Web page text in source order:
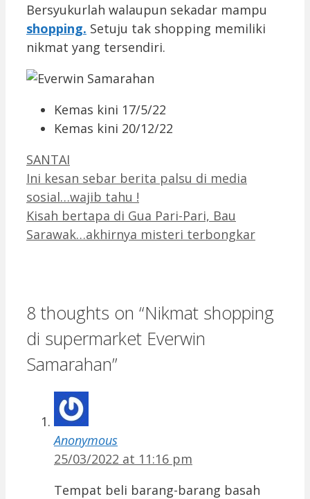
Bersyukurlah walaupun sekadar mampu
shopping. Setuju tak shopping memiliki
nikmat yang tersendiri.
Kemas kini 17/5/22
Kemas kini 20/12/22
Categories
SANTAI
Ini kesan sebar berita palsu di media
sosial…wajib tahu !
Kisah bertapa di Gua Pari-Pari, Bau
Sarawak…akhirnya misteri terbongkar
8 thoughts on “Nikmat shopping
di supermarket Everwin
Samarahan”
Anonymous
25/03/2022 at 11:16 pm
Tempat beli barang-barang basah